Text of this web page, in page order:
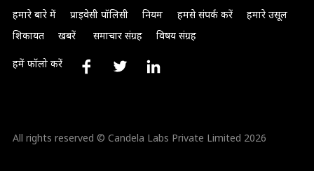
हमारे बारे में प्राइवेसी पॉलिसी नियम हमसे संपर्क करें
हमारे उसूल
शिकायत
खबरें समाचार संग्रह विषय संग्रह
हमें फॉलो करें
All rights reserved © Candela Labs Private Limited 2026